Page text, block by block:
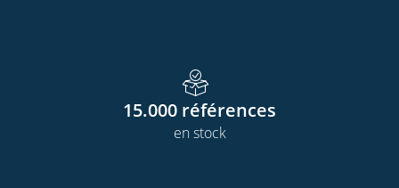
15.000 références
en stock